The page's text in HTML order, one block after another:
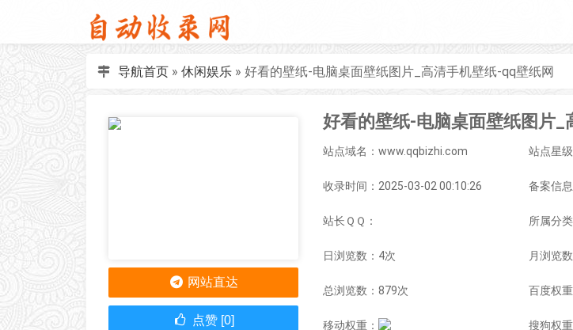
导航首页 »休闲娱乐 »好看的壁纸-电脑桌面壁纸图片_高清手机壁纸-qq壁纸网
站点域名：www.qqbizhi.com 站点星级
收录时间：2025-03-02 00:10:26 备案信息
站长ＱＱ： 所属分类
日浏览数：4次 月浏览
总浏览数：879次 百度权重
移动权重： 搜狗权重
网站直达
点赞 [0]